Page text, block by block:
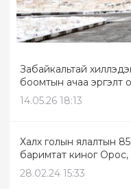
Забайкальтай
боомтын ачаа эргэлт
14.05.26 18:13
Халх голын ялалтын
баримтат киног Орос,
28.02.24 15:33